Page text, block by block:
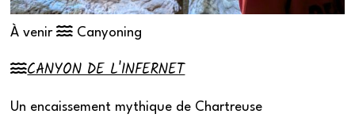
À venir Canyoning
CANYON DE L'INFERNET
Un encaissement mythique de Chartreuse